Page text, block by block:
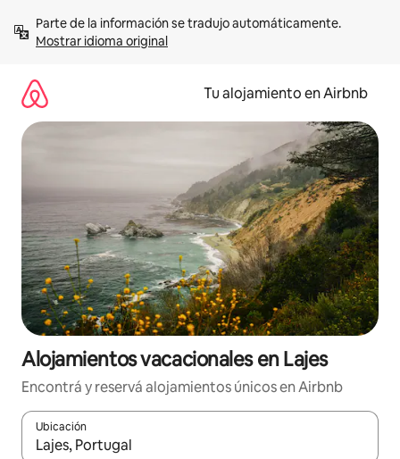
contenidoMostrar idioma original
Tu alojamiento en Airbnb
Alojamientos vacacionales en Lajes
Encontrá y reservá alojamientos únicos en Airbnb
Ubicación
Cuando los resultados estén disponibles, navegá con las